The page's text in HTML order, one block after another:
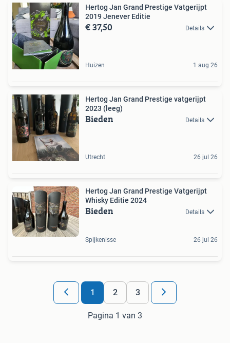
Hertog Jan Grand Prestige Vatgerijpt
2019 Jenever Editie
€ 37,50 Details
Huizen 1 aug 26
Hertog Jan Grand Prestige vatgerijpt
2023 (leeg)
Bieden Details
Utrecht 26 jul 26
Hertog Jan Grand Prestige Vatgerijpt
Whisky Editie 2024
Bieden Details
Spijkenisse 26 jul 26
1 2 3
Pagina 1 van 3